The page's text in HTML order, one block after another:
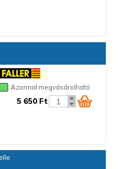
Azonnal megvásárolható
5 650 Ft